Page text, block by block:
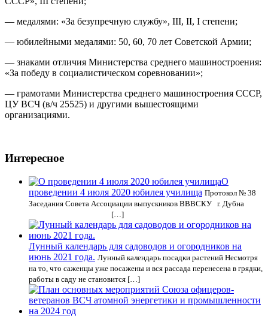
— медалями: «За безупречную службу», III, II, I степени;
— юбилейными медалями: 50, 60, 70 лет Советской Армии;
— знаками отличия Министерства среднего машиностроения:
«За победу в социалистическом соревновании»;
— грамотами Министерства среднего машиностроения СССР,
ЦУ ВСЧ (в/ч 25525) и другими вышестоящими
организациями.
Интересное
О
проведении 4 июля 2020 юбилея училища Протокол № 38
Заседания Совета Ассоциации выпускников ВВВСКУ г. Дубна
[…]
Лунный календарь для садоводов и огородников на
июнь 2021 года. Лунный календарь посадки растений Несмотря
на то, что саженцы уже посажены и вся рассада перенесена в грядки,
работы в саду не становится […]